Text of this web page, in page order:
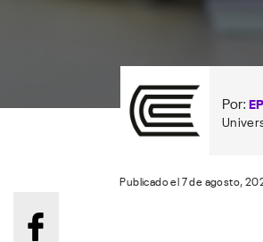
Por:
Publicado el 7 de agosto,